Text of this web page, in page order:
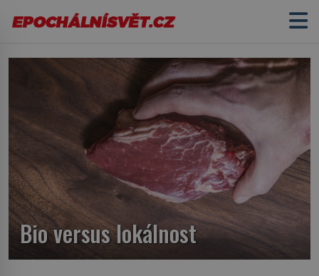
Bio versus lokálnost